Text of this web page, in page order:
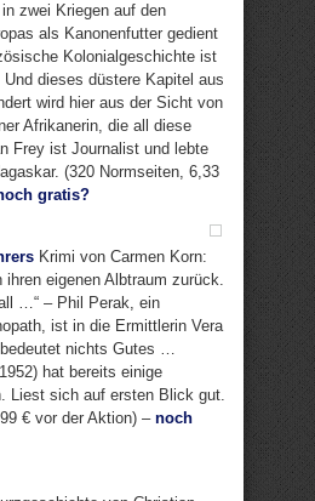
zwei Kriegen auf den
als Kanonenfutter gedient
Kolonialgeschichte ist
Und dieses düstere Kapitel aus
wird hier aus der Sicht von
Afrikanerin, die all diese
Frey ist Journalist und lebte
(320 Normseiten, 6,33
gratis?
Krimi von Carmen Korn:
ihren eigenen Albtraum zurück.
…“ – Phil Perak, ein
ist in die Ermittlerin Vera
nichts Gutes …
hat bereits einige
Liest sich auf ersten Blick gut.
€ vor der Aktion) – noch